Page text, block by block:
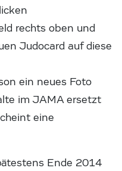
rechts oben und
Judocard auf diese
ein neues Foto
im JAMA ersetzt
eine
Ende 2014